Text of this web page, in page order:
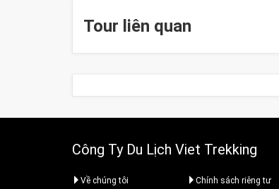
Tour liên quan
Công Ty Du Lịch Viet Trekking
Về chúng tôi
Chính sách riêng tư